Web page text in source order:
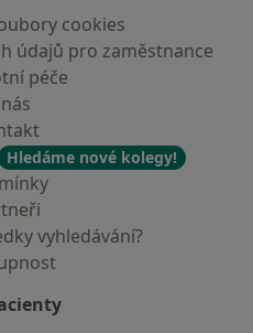
cookies
údajů pro zaměstnance
péče
Hledáme nové kolegy!
vyhledávání?